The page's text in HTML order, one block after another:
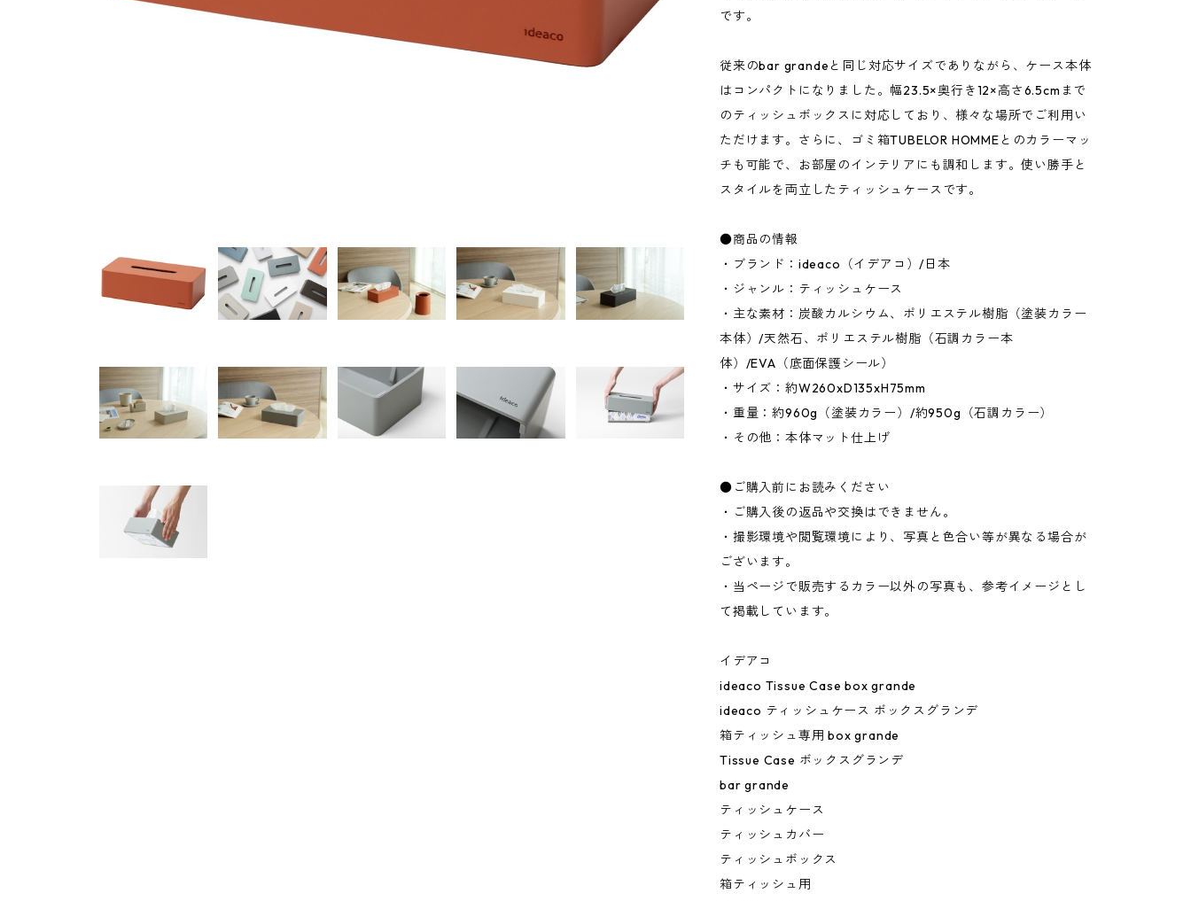
です。
従来のbar grandeと同じ対応サイズでありながら、ケース本体
はコンパクトになりました。幅23.5×奥行き12×高さ6.5cmまで
のティッシュボックスに対応しており、様々な場所でご利用い
ただけます。さらに、ゴミ箱TUBELOR HOMMEとのカラーマッ
チも可能で、お部屋のインテリアにも調和します。使い勝手と
スタイルを両立したティッシュケースです。
●商品の情報
・ブランド：ideaco（イデアコ）/日本
・ジャンル：ティッシュケース
・主な素材：炭酸カルシウム、ポリエステル樹脂（塗装カラー
本体）/天然石、ポリエステル樹脂（石調カラー本
体）/EVA（底面保護シール）
・サイズ：約W260xD135xH75mm
・重量：約960g（塗装カラー）/約950g（石調カラー）
・その他：本体マット仕上げ
●ご購入前にお読みください
・ご購入後の返品や交換はできません。
・撮影環境や閲覧環境により、写真と色合い等が異なる場合が
ございます。
・当ページで販売するカラー以外の写真も、参考イメージとし
て掲載しています。
イデアコ
ideaco Tissue Case box grande
ideaco ティッシュケース ボックスグランデ
箱ティッシュ専用 box grande
Tissue Case ボックスグランデ
bar grande
ティッシュケース
ティッシュカバー
ティッシュボックス
箱ティッシュ用